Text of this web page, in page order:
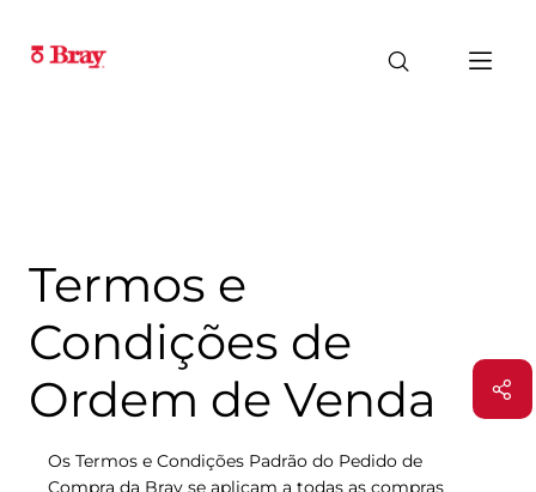
Termos e
Condições de
Ordem de Venda
Os Termos e Condições Padrão do Pedido de
Compra da Bray se aplicam a todas as compras